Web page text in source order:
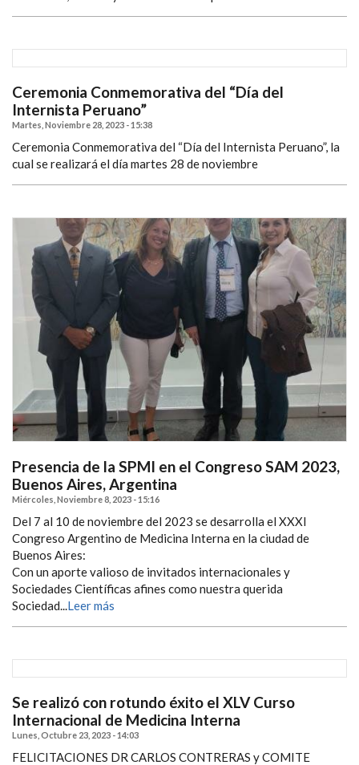
Ceremonia Conmemorativa del “Día del
Internista Peruano”
Martes, Noviembre 28, 2023 - 15:38
Ceremonia Conmemorativa del “Día del Internista Peruano”, la
cual se realizará el día martes 28 de noviembre
Presencia de la SPMI en el Congreso SAM 2023,
Buenos Aires, Argentina
Miércoles, Noviembre 8, 2023 - 15:16
Del 7 al 10 de noviembre del 2023 se desarrolla el XXXI
Congreso Argentino de Medicina Interna en la ciudad de
Buenos Aires:
Con un aporte valioso de invitados internacionales y
Sociedades Científicas afines como nuestra querida
Sociedad...Leer más
Se realizó con rotundo éxito el XLV Curso
Internacional de Medicina Interna
Lunes, Octubre 23, 2023 - 14:03
FELICITACIONES DR CARLOS CONTRERAS y COMITE